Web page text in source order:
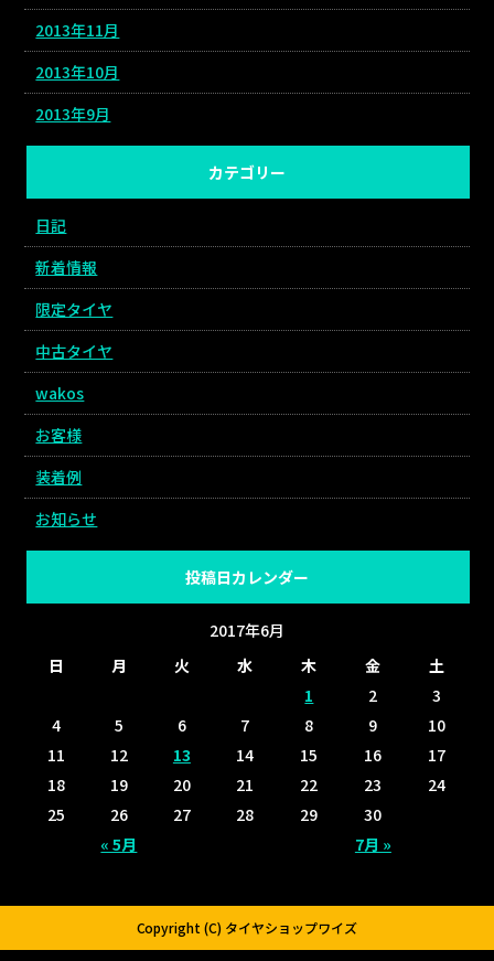
2013年11月
2013年10月
2013年9月
カテゴリー
日記
新着情報
限定タイヤ
中古タイヤ
wakos
お客様
装着例
お知らせ
投稿日カレンダー
2017年6月
日
月 火 水 木 金 土
« 5月 7月 »
1 2
3
4
5 6 7 8 9
10
11
12 13 14 15 16
17
18
19 20 21 22 23
24
25
26 27 28 29 30
Copyright (C) タイヤショップワイズ